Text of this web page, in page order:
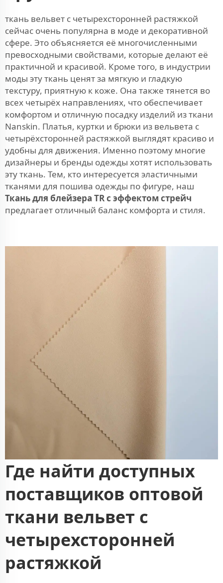
ткань вельвет с четырехсторонней растяжкой
сейчас очень популярна в моде и декоративной
сфере. Это объясняется её многочисленными
превосходными свойствами, которые делают её
практичной и красивой. Кроме того, в индустрии
моды эту ткань ценят за мягкую и гладкую
текстуру, приятную к коже. Она также тянется во
всех четырёх направлениях, что обеспечивает
комфортом и отличную посадку изделий из ткани
Nanskin. Платья, куртки и брюки из вельвета с
четырёхсторонней растяжкой выглядят красиво и
удобны для движения. Именно поэтому многие
дизайнеры и бренды одежды хотят использовать
эту ткань. Тем, кто интересуется эластичными
тканями для пошива одежды по фигуре, наш
Ткань для блейзера TR с эффектом стрейч
предлагает отличный баланс комфорта и стиля.
Где найти доступных
поставщиков оптовой
ткани вельвет с
четырехсторонней
растяжкой